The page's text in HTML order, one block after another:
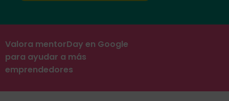
Valora mentorDay en Google
para ayudar a más
emprendedores